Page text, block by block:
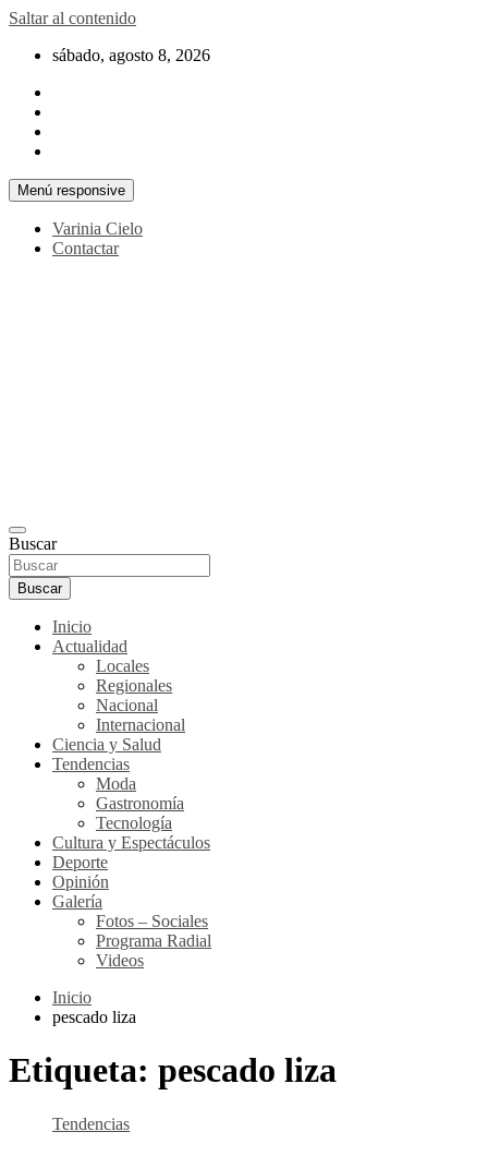
Saltar al contenido
sábado, agosto 8, 2026
Menú responsive
Varinia Cielo
Contactar
Buscar
Buscar
Inicio
Actualidad
Locales
Regionales
Nacional
Internacional
Ciencia y Salud
Tendencias
Moda
Gastronomía
Tecnología
Cultura y Espectáculos
Deporte
Opinión
Galería
Fotos – Sociales
Programa Radial
Videos
Inicio
pescado liza
Etiqueta: pescado liza
Tendencias